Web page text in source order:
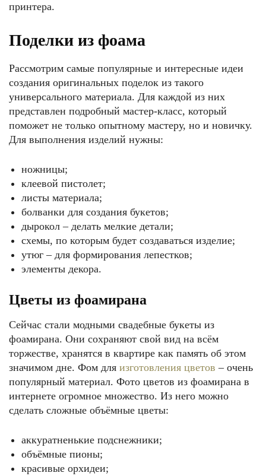
Объёмный скрапбукинг, что может быть изысканнее?
Впечатление от получения подарка не слабее эмоций от самого подарка
Объёмная картина как ожившее искусство
принтера.
Поделки из фоама
Рассмотрим самые популярные и интересные идеи
создания оригинальных поделок из такого
универсального материала. Для каждой из них
представлен подробный мастер-класс, который
поможет не только опытному мастеру, но и новичку.
Для выполнения изделий нужны:
ножницы;
клеевой пистолет;
листы материала;
болванки для создания букетов;
дырокол – делать мелкие детали;
схемы, по которым будет создаваться изделие;
утюг – для формирования лепестков;
элементы декора.
Цветы из фоамирана
Сейчас стали модными свадебные букеты из
фоамирана. Они сохраняют свой вид на всём
торжестве, хранятся в квартире как память об этом
значимом дне. Фом для изготовления цветов – очень
популярный материал. Фото цветов из фоамирана в
интернете огромное множество. Из него можно
сделать сложные объёмные цветы:
аккуратненькие подснежники;
объёмные пионы;
красивые орхидеи;